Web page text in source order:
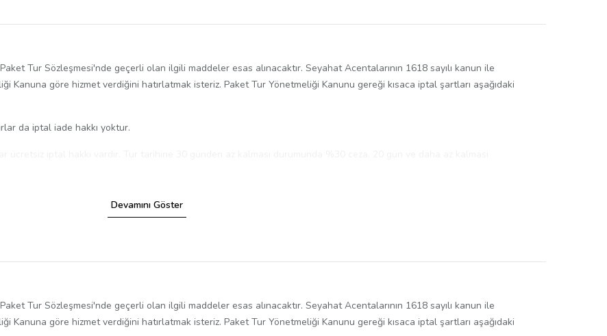
Tur Sözleşmesi'nde geçerli olan ilgili maddeler esas alınacaktır. Seyahat Acentalarının 1618 sayılı kanun ile
Kanuna göre hizmet verdiğini hatırlatmak isteriz. Paket Tur Yönetmeliği Kanunu gereği kısaca iptal şartları aşağıdaki
da iptal iade hakkı yoktur.
imzalı) sunmak zorundadır. Sigorta Şirketi, kronik rahatsızlıkları (daha önceden teşhisi konulabilen tansiyon, şeker,
tavsiye ederiz. Site de yazan saatler tamamen bilgilendirme amaçlı olup kesin buluşma saati ve noktası, rehber bilgisi
bu bilgi ulaşmaz ise ofisimizle iletişime geçiniz.
Devamını Göster
Tur Sözleşmesi'nde geçerli olan ilgili maddeler esas alınacaktır. Seyahat Acentalarının 1618 sayılı kanun ile
Kanuna göre hizmet verdiğini hatırlatmak isteriz. Paket Tur Yönetmeliği Kanunu gereği kısaca iptal şartları aşağıdaki